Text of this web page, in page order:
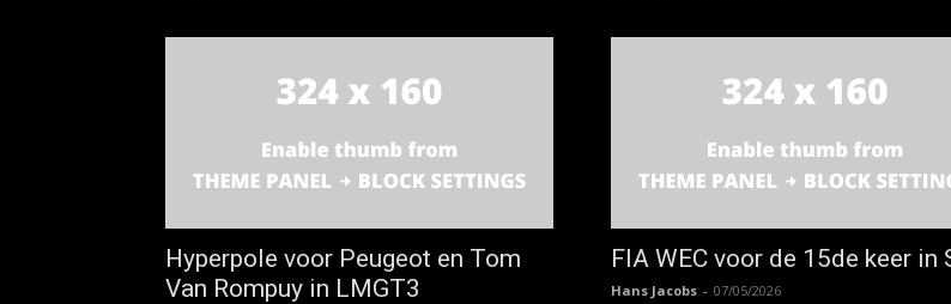
Hyperpole voor Peugeot en Tom
Van Rompuy in LMGT3
FIA WEC voor de 15de keer in
Hans Jacobs - 07/05/2026